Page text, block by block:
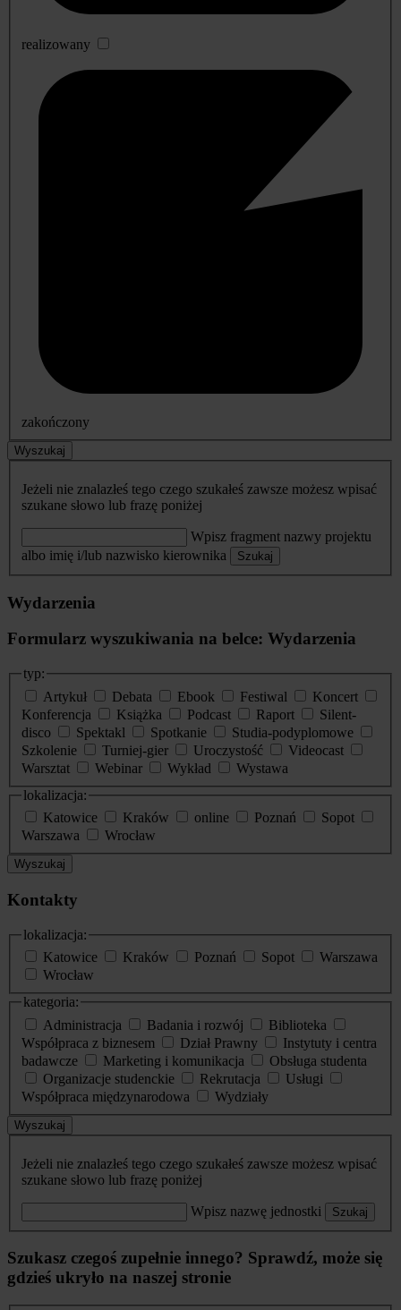
realizowany
zakończony
Wyszukaj
Jeżeli nie znalazłeś tego czego szukałeś zawsze możesz wpisać
szukane słowo lub frazę poniżej
Wpisz fragment nazwy projektu
albo imię i/lub nazwisko kierownika
Szukaj
Wydarzenia
Formularz wyszukiwania na belce: Wydarzenia
typ:
Artykuł
Debata Ebook Festiwal
Koncert
Konferencja
Książka Podcast Raport
Silent-
disco
Spektakl Spotkanie
Studia-podyplomowe
Szkolenie
Turniej-gier Uroczystość
Videocast
Warsztat
Webinar Wykład
Wystawa
lokalizacja:
Katowice
Kraków online Poznań
Sopot
Warszawa
Wrocław
Wyszukaj
Kontakty
lokalizacja:
Katowice
Kraków Poznań Sopot
Warszawa
Wrocław
kategoria:
Administracja
Badania i rozwój
Biblioteka
Współpraca z biznesem
Dział Prawny
Instytuty i centra
badawcze
Marketing i komunikacja
Obsługa studenta
Organizacje studenckie
Rekrutacja
Usługi
Współpraca międzynarodowa
Wydziały
Wyszukaj
Jeżeli nie znalazłeś tego czego szukałeś zawsze możesz wpisać
szukane słowo lub frazę poniżej
Wpisz nazwę jednostki Szukaj
Szukasz czegoś zupełnie innego? Sprawdź, może się
gdzieś ukryło na naszej stronie